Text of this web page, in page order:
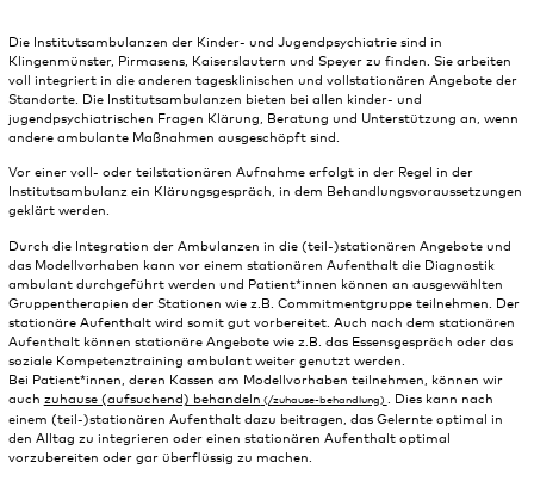
Die Institutsambulanzen der Kinder- und Jugendpsychiatrie sind in
Klingenmünster, Pirmasens, Kaiserslautern und Speyer zu finden. Sie arbeiten
voll integriert in die anderen tagesklinischen und vollstationären Angebote der
Standorte. Die Institutsambulanzen bieten bei allen kinder- und
jugendpsychiatrischen Fragen Klärung, Beratung und Unterstützung an, wenn
andere ambulante Maßnahmen ausgeschöpft sind.
Vor einer voll- oder teilstationären Aufnahme erfolgt in der Regel in der
Institutsambulanz ein Klärungsgespräch, in dem Behandlungsvoraussetzungen
geklärt werden.
Durch die Integration der Ambulanzen in die (teil-)stationären Angebote und
das Modellvorhaben kann vor einem stationären Aufenthalt die Diagnostik
ambulant durchgeführt werden und Patient*innen können an ausgewählten
Gruppentherapien der Stationen wie z.B. Commitmentgruppe teilnehmen. Der
stationäre Aufenthalt wird somit gut vorbereitet. Auch nach dem stationären
Aufenthalt können stationäre Angebote wie z.B. das Essensgespräch oder das
soziale Kompetenztraining ambulant weiter genutzt werden.
Bei Patient*innen, deren Kassen am Modellvorhaben teilnehmen, können wir
auch zuhause (aufsuchend) behandeln
. Dies kann nach
einem (teil-)stationären Aufenthalt dazu beitragen, das Gelernte optimal in
den Alltag zu integrieren oder einen stationären Aufenthalt optimal
vorzubereiten oder gar überflüssig zu machen.